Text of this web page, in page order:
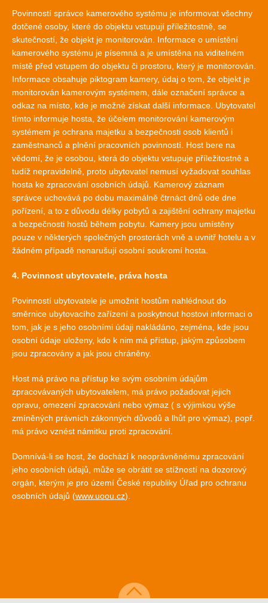
Povinností správce kamerového systému je informovat všechny
dotčené osoby, které do objektu vstupují příležitostně, se
skutečností, že objekt je monitorován. Informace o umístění
kamerového systému je písemná a je umístěna na viditelném
místě před vstupem do objektu či prostoru, který je monitorován.
Informace obsahuje piktogram kamery, údaj o tom, že objekt je
monitorován kamerovým systémem, dále označení správce a
odkaz na místo, kde je možné získat další informace. Ubytovatel
tímto informuje hosta, že účelem monitorování kamerovým
systémem je ochrana majetku a bezpečnosti osob klientů i
zaměstnanců a plnění pracovních povinností. Host bere na
vědomí, že je osobou, která do objektu vstupuje příležitostně a
tudíž nepravidelně, proto ubytovatel nemusí vyžadovat souhlas
hosta ke zpracování osobních údajů. Kamerový záznam
správce uchovává po dobu maximálně čtrnáct dnů ode dne
pořízení, a to z důvodu délky pobytů a zajištění ochrany majetku
a bezpečnosti hostů během pobytu. Kamery jsou umístěny
pouze v některých společných prostorách vně a uvnitř hotelu a v
žádném případě nenarušují osobní soukromí hosta.
4. Povinnost ubytovatele, práva hosta
Povinností ubytovatele je umožnit hostům nahlédnout do
směrnice ubytovacího zařízení a poskytnout hostovi informaci o
tom, jak je s jeho osobními údaji nakládáno, zejména, kde jsou
osobní údaje uloženy, kdo k nim má přístup, jakým způsobem
jsou zpracovány a jak jsou chráněny.
Host má právo na přístup ke svým osobním údajům
zpracovávaných ubytovatelem, má právo požadovat jejich
opravu, omezení zpracování nebo výmaz ( s výjimkou výše
zmíněných právních zákonných důvodů a lhůt pro výmaz), popř.
má právo vznést námitku proti zpracování.
Domnívá-li se host, že dochází k neoprávněnému zpracování
jeho osobních údajů, může se obrátit se stížností na dozorový
orgán, kterým je pro území České republiky Úřad pro ochranu
osobních údajů (www.uoou.cz).